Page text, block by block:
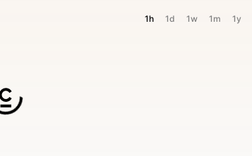
1h 1d 1w 1m 1y